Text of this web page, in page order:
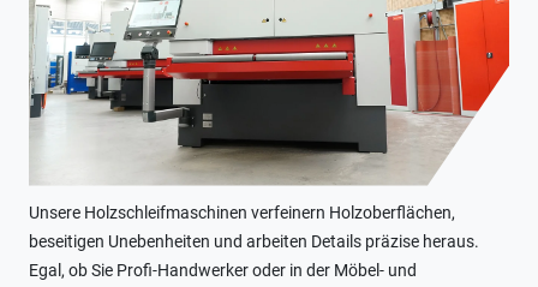
Unsere Holzschleifmaschinen verfeinern Holzoberflächen,
beseitigen Unebenheiten und arbeiten Details präzise heraus.
Egal, ob Sie Profi-Handwerker oder in der Möbel- und